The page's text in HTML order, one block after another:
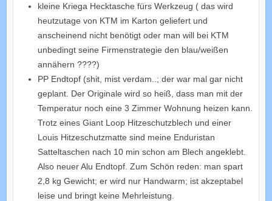
kleine Kriega Hecktasche fürs Werkzeug ( das wird
heutzutage von KTM im Karton geliefert und
anscheinend nicht benötigt oder man will bei KTM
unbedingt seine Firmenstrategie den blau/weißen
annähern ????)
PP Endtopf (shit, mist verdam..; der war mal gar nicht
geplant. Der Originale wird so heiß, dass man mit der
Temperatur noch eine 3 Zimmer Wohnung heizen kann.
Trotz eines Giant Loop Hitzeschutzblech und einer
Louis Hitzeschutzmatte sind meine Enduristan
Satteltaschen nach 10 min schon am Blech angeklebt.
Also neuer Alu Endtopf. Zum Schön reden: man spart
2,8 kg Gewicht; er wird nur Handwarm; ist akzeptabel
leise und bringt keine Mehrleistung.